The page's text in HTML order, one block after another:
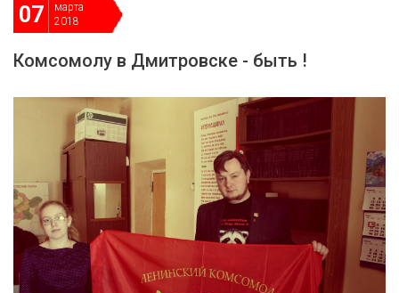
07
марта
2018
Комсомолу в Дмитровске - быть !